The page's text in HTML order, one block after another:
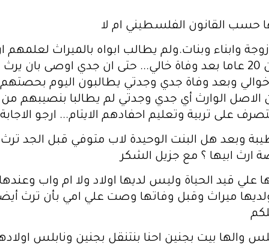
حسب القانون الفلسطيني ام لا
في حياة والديه عام 1987 عن زوجة وابناء وبنات.ولم يطالب ابواه
لانهم صغار.. وعاش جدي وجدتي اكثر من 20 عاما بعد وفاة خالي... حتى
وبعد وفاة جدي وجدتي يطالبون اليوم
ان الاصل الوارث أي جدي وجدتي لم يطالبا
على تربية وتعليم احفادهم الايتام... ارجو الاجابة
وبعد هل البنت الوحيدة لاب متوفي قبل الجد
ارث ابيها ؟ مع جزيل الشكر
ميراث وقبل وفاتها وصت علي امي بأن ترث
والها بيت بجنين احنا بنتنقل بجنين ونابلس